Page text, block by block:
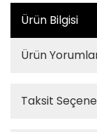
Ürün Bilgisi
Ürün
Taksit